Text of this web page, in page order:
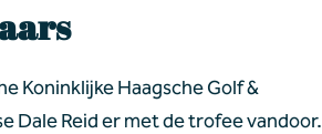
Koninklijke Haagsche Golf &
Dale Reid er met de trofee vandoor.